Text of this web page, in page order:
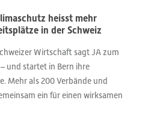
heisst mehr
in der Schweiz
Wirtschaft sagt JA zum
und startet in Bern ihre
Mehr als 200 Verbände und
ein für einen wirksamen